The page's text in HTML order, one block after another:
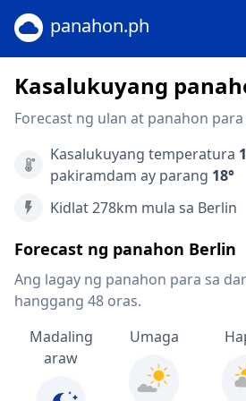
panahon.ph
Kasalukuyang
Forecast ng ulan at panahon para
Kasalukuyang temperatura
pakiramdam ay parang 18°
Kidlat 278km mula sa Berlin
Forecast ng panahon Berlin
Ang lagay ng panahon para sa
hanggang 48 oras.
Madaling
araw
Umaga